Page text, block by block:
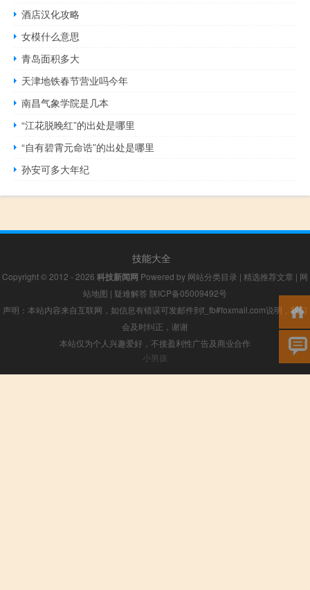
酒店汉化攻略
女模什么意思
青岛面积多大
天津地铁春节营业吗今年
南昌气象学院是几本
“江花脱晚红”的出处是哪里
“自有碧霄元命诰”的出处是哪里
孙安可多大年纪
技能大全
Copyright © 2012 - 2026 科技新闻网 Powered by 网站分类目录 | 精选推荐文章 | 网
站地图 | 疑难解答 陕ICP备05009492号
声明：本站内容来自互联网，如信息有错误可发邮件到f_fb#foxmail.com说明，我们
会及时纠正，谢谢
本站仅为个人兴趣爱好，不接盈利性广告及商业合作
小男孩